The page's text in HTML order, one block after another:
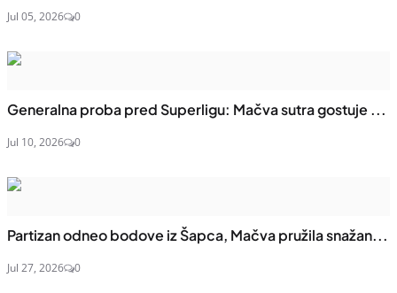
Jul 05, 2026 0
Generalna proba pred Superligu: Mačva sutra gostuje ...
Jul 10, 2026 0
Partizan odneo bodove iz Šapca, Mačva pružila snažan...
Jul 27, 2026 0